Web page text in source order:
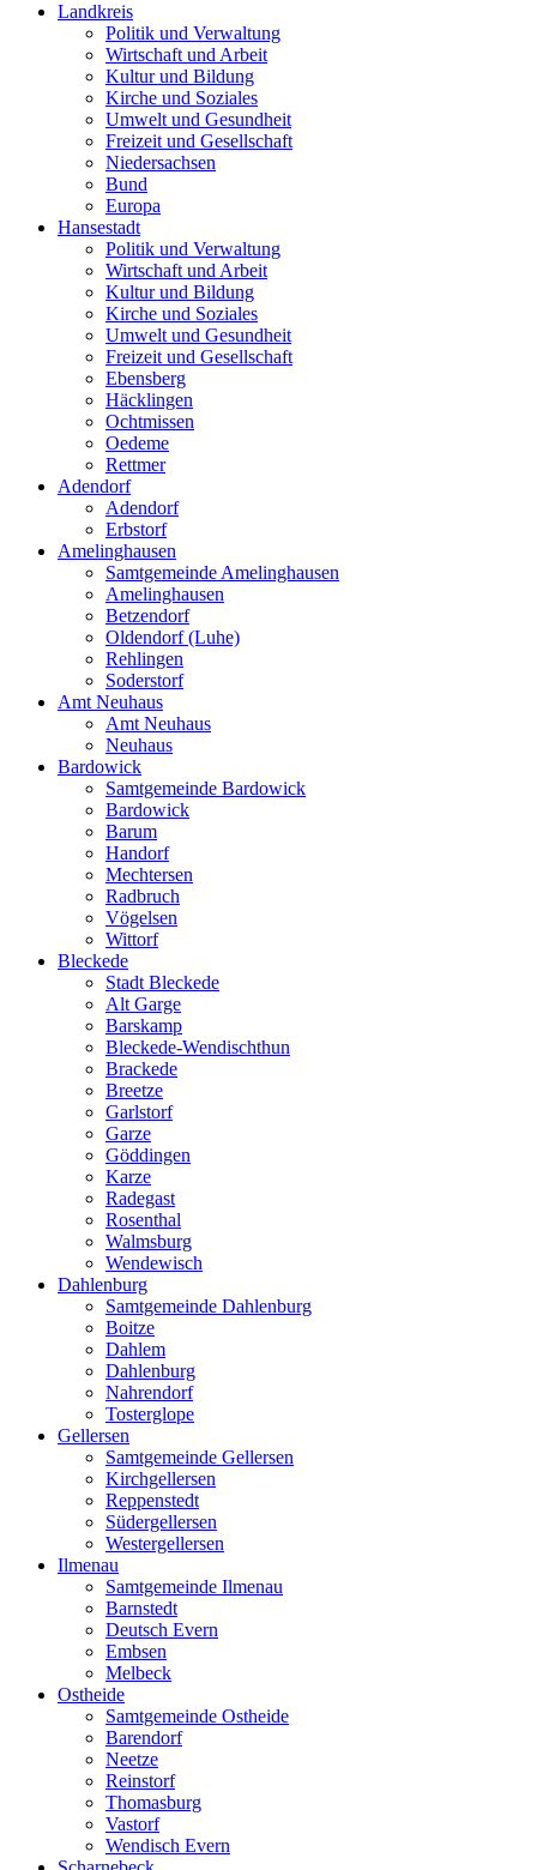
Landkreis
Politik und Verwaltung
Wirtschaft und Arbeit
Kultur und Bildung
Kirche und Soziales
Umwelt und Gesundheit
Freizeit und Gesellschaft
Niedersachsen
Bund
Europa
Hansestadt
Politik und Verwaltung
Wirtschaft und Arbeit
Kultur und Bildung
Kirche und Soziales
Umwelt und Gesundheit
Freizeit und Gesellschaft
Ebensberg
Häcklingen
Ochtmissen
Oedeme
Rettmer
Adendorf
Adendorf
Erbstorf
Amelinghausen
Samtgemeinde Amelinghausen
Amelinghausen
Betzendorf
Oldendorf (Luhe)
Rehlingen
Soderstorf
Amt Neuhaus
Amt Neuhaus
Neuhaus
Bardowick
Samtgemeinde Bardowick
Bardowick
Barum
Handorf
Mechtersen
Radbruch
Vögelsen
Wittorf
Bleckede
Stadt Bleckede
Alt Garge
Barskamp
Bleckede-Wendischthun
Brackede
Breetze
Garlstorf
Garze
Göddingen
Karze
Radegast
Rosenthal
Walmsburg
Wendewisch
Dahlenburg
Samtgemeinde Dahlenburg
Boitze
Dahlem
Dahlenburg
Nahrendorf
Tosterglope
Gellersen
Samtgemeinde Gellersen
Kirchgellersen
Reppenstedt
Südergellersen
Westergellersen
Ilmenau
Samtgemeinde Ilmenau
Barnstedt
Deutsch Evern
Embsen
Melbeck
Ostheide
Samtgemeinde Ostheide
Barendorf
Neetze
Reinstorf
Thomasburg
Vastorf
Wendisch Evern